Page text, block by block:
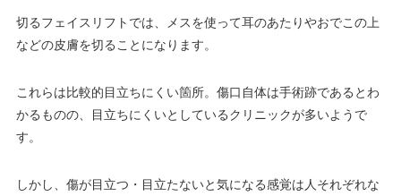
切るフェイスリフトでは、メスを使って耳のあたりやおでこの上
などの皮膚を切ることになります。
これらは比較的目立ちにくい箇所。傷口自体は手術跡であるとわ
かるものの、目立ちにくいとしているクリニックが多いようで
す。
しかし、傷が目立つ・目立たないと気になる感覚は人それぞれな